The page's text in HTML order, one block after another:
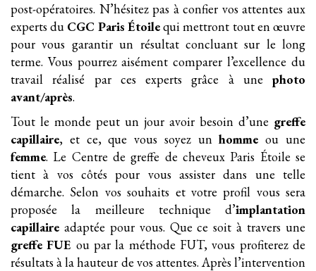
post-opératoires. N’hésitez pas à confier vos attentes aux
experts du CGC Paris Étoilequi mettront tout en œuvre
pour vous garantir un résultat concluant sur le long
terme. Vous pourrez aisément comparer l’excellence du
travail réalisé par ces experts grâce à une photo
avant/après.
Tout le monde peut un jour avoir besoin d’une greffe
capillaire, et ce, que vous soyez unhomme ou une
femme. Le Centre de greffe de cheveux Paris Étoile se
tient à vos côtés pour vous assister dans une telle
démarche. Selon vos souhaits et votre profil vous sera
proposée la meilleure technique d’implantation
capillaire adaptée pour vous. Que ce soit à travers une
greffe FUE ou par la méthode FUT, vous profiterez de
résultats à la hauteur de vos attentes. Après l’intervention